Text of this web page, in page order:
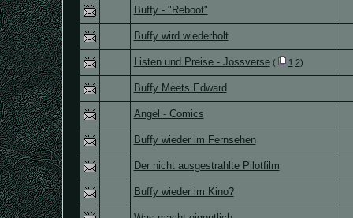
Buffy - "Reboot"
Buffy wird wiederholt
Listen und Preise - Jossverse( 1 2)
Buffy Meets Edward
Angel - Comics
Buffy wieder im Fernsehen
Der nicht ausgestrahlte Pilotfilm
Buffy wieder im Kino?